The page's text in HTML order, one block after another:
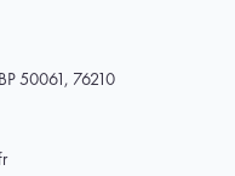
50061, 76210